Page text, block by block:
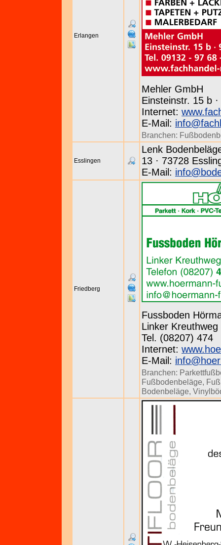
Erlangen
Mehler GmbH
Einsteinstr. 15 b
Internet:
E-Mail:
Branchen:
Esslingen
Lenk
13 · 73728
E-Mail:
Friedberg
Fussboden
Linker
Tel. (08207) 474
Internet:
E-Mail:
Branchen:
Fußbodenbeläge,
Bodenbeläge,